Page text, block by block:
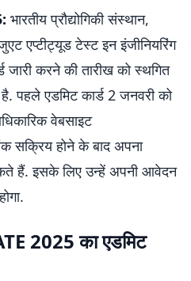
भारतीय प्रौद्योगिकी संस्थान,
एप्टीट्यूड टेस्ट इन इंजीनियरिंग
करने की तारीख को स्थगित
पहले एडमिट कार्ड 2 जनवरी को
वेबसाइट
होने के बाद अपना
हैं. इसके लिए उन्हें अपनी आवेदन
2025 का एडमिट